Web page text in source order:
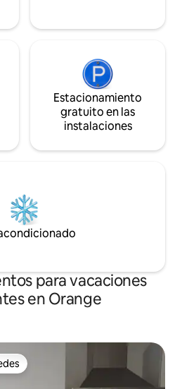
Estacionamiento
gratuito en las
instalaciones
para vacaciones
en Orange
preferido